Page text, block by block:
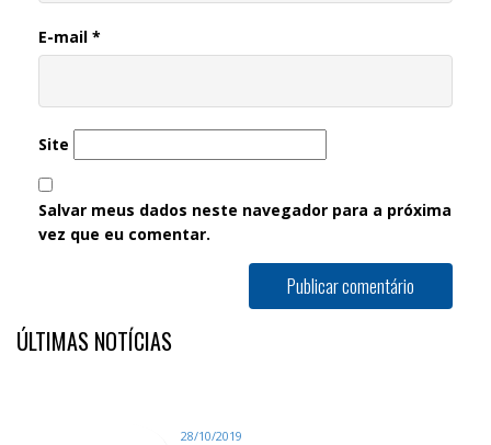
E-mail *
Site
Salvar meus dados neste navegador para a próxima
vez que eu comentar.
ÚLTIMAS NOTÍCIAS
28/10/2019